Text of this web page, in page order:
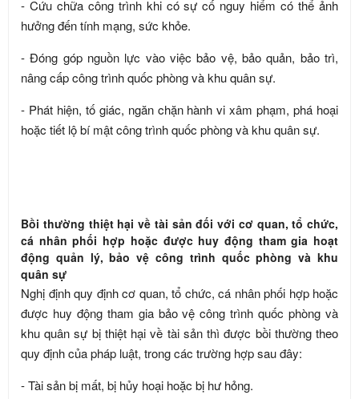
- Cứu chữa công trình khi có sự cố nguy hiểm có thể ảnh
hưởng đến tính mạng, sức khỏe.
- Đóng góp nguồn lực vào việc bảo vệ, bảo quản, bảo trì,
nâng cấp công trình quốc phòng và khu quân sự.
- Phát hiện, tố giác, ngăn chặn hành vi xâm phạm, phá hoại
hoặc tiết lộ bí mật công trình quốc phòng và khu quân sự.
Bồi thường thiệt hại về tài sản đối với cơ quan, tổ chức,
cá nhân phối hợp hoặc được huy động tham gia hoạt
động quản lý, bảo vệ công trình quốc phòng và khu
quân sự
Nghị định quy định cơ quan, tổ chức, cá nhân phối hợp hoặc
được huy động tham gia bảo vệ công trình quốc phòng và
khu quân sự bị thiệt hại về tài sản thì được bồi thường theo
quy định của pháp luật, trong các trường hợp sau đây:
- Tài sản bị mất, bị hủy hoại hoặc bị hư hỏng.